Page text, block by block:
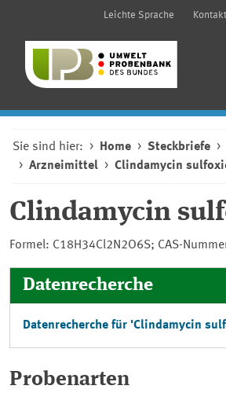
Leichte Sprache Kontakt
Sie sind hier: Home Steckbriefe
Arzneimittel
Clindamycin
Clindamycin
Formel: C18H34Cl2N2O6S; CAS-
Datenrecherche
Datenrecherche für 'Clindamycin
Probenarten